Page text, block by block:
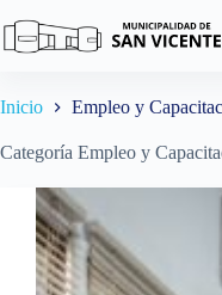
al
contenido
Inicio Empleo y
Categoría Empleo y